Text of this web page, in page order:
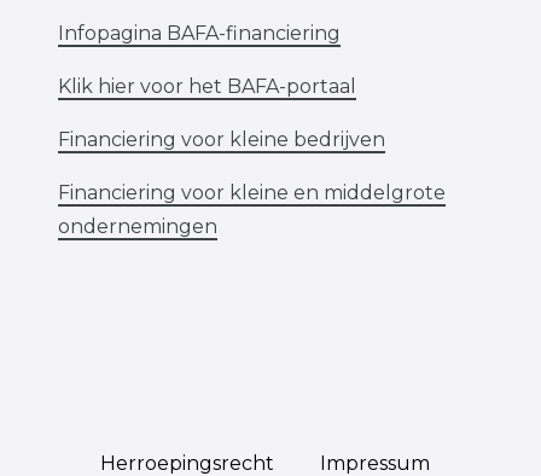
Infopagina BAFA-financiering
Klik hier voor het BAFA-portaal
Financiering voor kleine bedrijven
Financiering voor kleine en middelgrote
ondernemingen
Herroepings­recht Impressum